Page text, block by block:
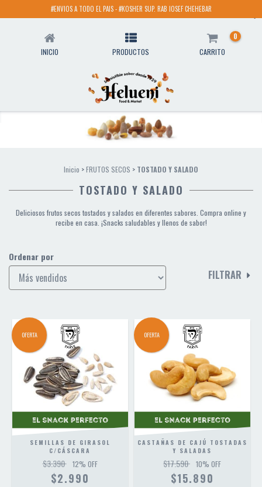
#ENVIOS A TODO EL PAIS - #KOSHER SUP. RAB IOSEF CHEHEBAR
TOSTADO Y SALADO
INICIO PRODUCTOS CARRITO
0
Inicio >FRUTOS SECOS > TOSTADO Y SALADO
TOSTADO Y SALADO
Deliciosos frutos secos tostados y salados en diferentes sabores. Compra online y
recibe en casa. ¡Snacks saludables y llenos de sabor!
Ordenar por
FILTRAR
OFERTA
SEMILLAS DE GIRASOL
C/CÁSCARA
$3.390 12% OFF
$2.990
OFERTA
CASTAÑAS DE CAJÚ TOSTADAS
Y SALADAS
$17.590 10% OFF
$15.890